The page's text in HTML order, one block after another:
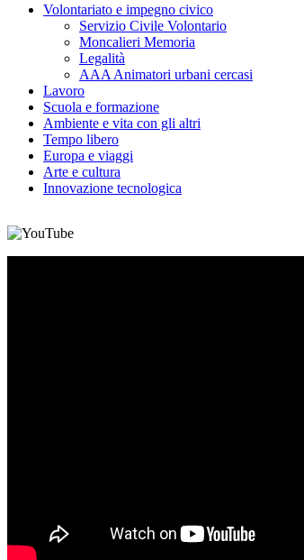
Volontariato e impegno civico
Servizio Civile Volontario
Moncalieri Memoria
Legalità
AAA Animatori urbani cercasi
Lavoro
Scuola e formazione
Ambiente e vita con gli altri
Tempo libero
Europa e viaggi
Arte e cultura
Innovazione tecnologica